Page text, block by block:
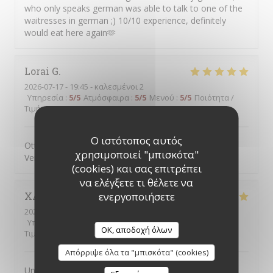
Ο ιστότοπος αυτός
χρησιμοποιεί "μπισκότα"
(cookies) και σας επιτρέπει
να ελέγξετε τι θέλετε να
ενεργοποιήσετε
OK, αποδοχή όλων
Απόρριψε όλα τα "μπισκότα" (cookies)
who only speaks german was able to talk to one of the
waitresses in german ;) 10/10 experience, definitely
would eat here again🫶
Lorai G
2026-07-17- 19:45 - καλεσμένοι 2
Υπηρεσία : 5/5 Ατμόσφαιρα : 5/5 Μενού : 5/5 Ποιότητα /
Τιμή:5/5
Ottima pizza, personale attento, gentille e sorridente.
Vengo da anni e mai deluso
XAVIER
2026-07-10
Υπηρεσία
Ατμόσφαιρα:5/5 Μενού:
Τιμή
Une terrasse dans une rue charmante, un personnel